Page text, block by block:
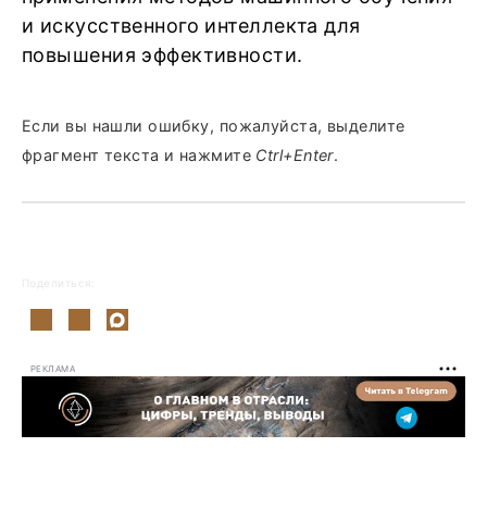
и искусственного интеллекта для
повышения эффективности.
Если вы нашли ошибку, пожалуйста, выделите
фрагмент текста и нажмите Ctrl+Enter.
Поделиться:
РЕКЛАМА